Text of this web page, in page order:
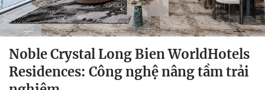
Noble Crystal Long Bien WorldHotels
Residences: Công nghệ nâng tầm trải